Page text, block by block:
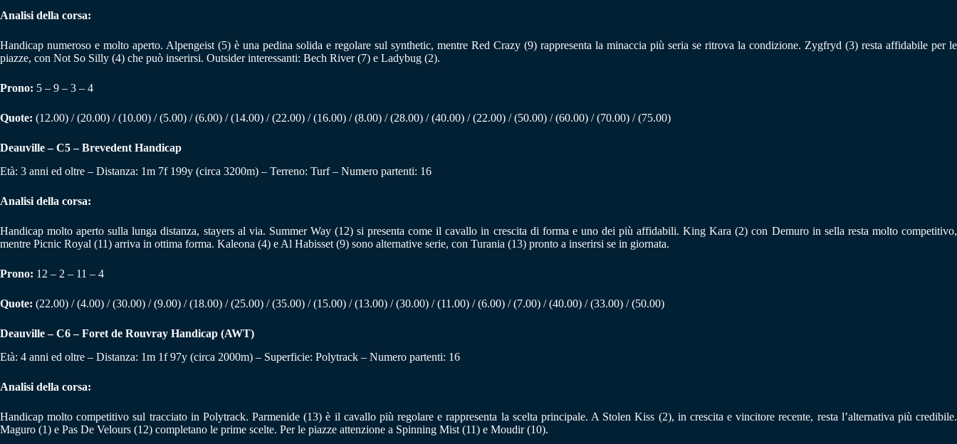
Analisi della corsa:
Handicap numeroso e molto aperto. Alpengeist (5) è una pedina solida e regolare sul synthetic, mentre Red Crazy (9) rappresenta la minaccia più seria se ritrova la condizione. Zygfryd (3) resta affidabile per le
piazze, con Not So Silly (4) che può inserirsi. Outsider interessanti: Bech River (7) e Ladybug (2).
Prono: 5 – 9 – 3 – 4
Quote: (12.00) / (20.00) / (10.00) / (5.00) / (6.00) / (14.00) / (22.00) / (16.00) / (8.00) / (28.00) / (40.00) / (22.00) / (50.00) / (60.00) / (70.00) / (75.00)
Deauville – C5 – Brevedent Handicap
Età: 3 anni ed oltre – Distanza: 1m 7f 199y (circa 3200m) – Terreno: Turf – Numero partenti: 16
Analisi della corsa:
Handicap molto aperto sulla lunga distanza, stayers al via. Summer Way (12) si presenta come il cavallo in crescita di forma e uno dei più affidabili. King Kara (2) con Demuro in sella resta molto competitivo,
mentre Picnic Royal (11) arriva in ottima forma. Kaleona (4) e Al Habisset (9) sono alternative serie, con Turania (13) pronto a inserirsi se in giornata.
Prono: 12 – 2 – 11 – 4
Quote: (22.00) / (4.00) / (30.00) / (9.00) / (18.00) / (25.00) / (35.00) / (15.00) / (13.00) / (30.00) / (11.00) / (6.00) / (7.00) / (40.00) / (33.00) / (50.00)
Deauville – C6 – Foret de Rouvray Handicap (AWT)
Età: 4 anni ed oltre – Distanza: 1m 1f 97y (circa 2000m) – Superficie: Polytrack – Numero partenti: 16
Analisi della corsa:
Handicap molto competitivo sul tracciato in Polytrack. Parmenide (13) è il cavallo più regolare e rappresenta la scelta principale. A Stolen Kiss (2), in crescita e vincitore recente, resta l’alternativa più credibile.
Maguro (1) e Pas De Velours (12) completano le prime scelte. Per le piazze attenzione a Spinning Mist (11) e Moudir (10).